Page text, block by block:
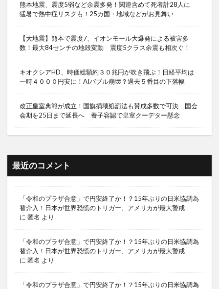
熊本地震、震度5弱など余震多発！関連含めて死者計28人に
猛暑で熱中症リスクも！25カ国・地域などがお見舞い
【大地震】熊本で震度7、イオンモール大爆発による被害多
数！最大84センチの地殻変動 震度5クラス余震も相次ぐ！
キオクシアHD、時価総額約３０兆円が吹き飛ぶ！日経平均は
一時４０００円安に！AIバブル崩壊？過去５番目の下落幅
改正皇室典範が成立！国旗損壊処罰法も賛成多数で可決 国会
会期を25日まで延長へ 養子容認で皇室クーデター懸念
最近のコメント
「令和のプラザ合意」で円安終了か！？15年ぶりの日米協調為
替介入！日本が世界恐慌のトリガー、アメリカが最大警戒
に 匿名 より
「令和のプラザ合意」で円安終了か！？15年ぶりの日米協調為
替介入！日本が世界恐慌のトリガー、アメリカが最大警戒
に 匿名 より
「令和のプラザ合意」で円安終了か！？15年ぶりの日米協調為